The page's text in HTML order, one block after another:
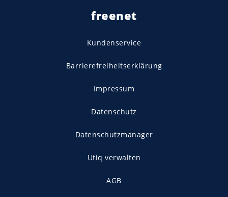
freenet
Kundenservice
Barrierefreiheitserklärung
Impressum
Datenschutz
Datenschutzmanager
Utiq verwalten
AGB